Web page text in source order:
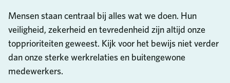
Mensen staan centraal bij alles wat we doen. Hun
veiligheid, zekerheid en tevredenheid zijn altijd onze
topprioriteiten geweest. Kijk voor het bewijs niet verder
dan onze sterke werkrelaties en buitengewone
medewerkers.